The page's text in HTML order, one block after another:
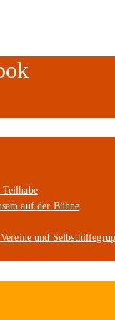
Teilhabe
auf der Bühne
und